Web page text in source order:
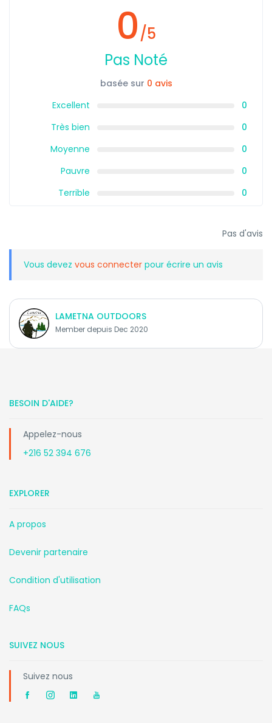
0/5
Pas Noté
basée sur 0 avis
Excellent
0
Très bien
0
Moyenne
0
Pauvre
0
Terrible
0
Pas d'avis
Vous devez vous connecter pour écrire un avis
LAMETNA OUTDOORS
Member depuis Dec 2020
BESOIN D'AIDE?
Appelez-nous
+216 52 394 676
EXPLORER
A propos
Devenir partenaire
Condition d'utilisation
FAQs
SUIVEZ NOUS
Suivez nous